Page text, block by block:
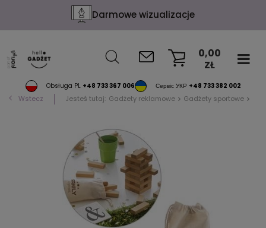
Darmowe wizualizacje
Obsługa PL +48 733 367 006 Сервіс УКР +48 733 382 002
0,00
ZŁ
Wstecz Jesteś tutaj: Gadżety reklamowe Gadżety sportowe